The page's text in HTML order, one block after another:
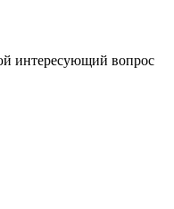
интересующий вопрос